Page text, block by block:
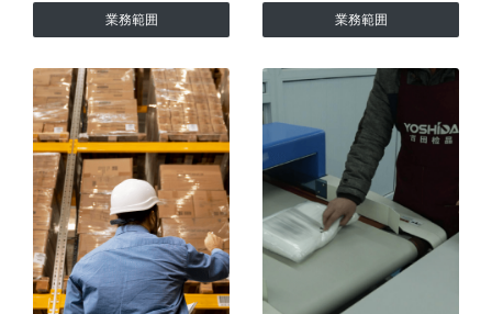
業務範囲 業務範囲